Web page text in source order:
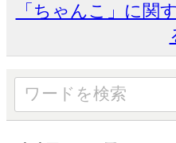
「ちゃんこ」に関